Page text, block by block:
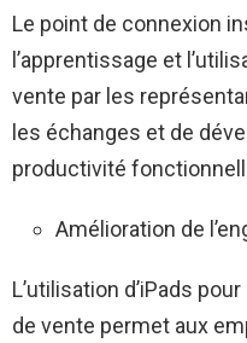
Le point de connexion
l’apprentissage et
vente par les
les échanges et de
productivité
Amélioration de
L’utilisation d’iPads
de vente permet aux